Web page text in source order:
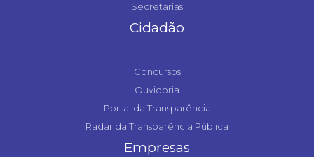
Secretarias
Cidadão
Concursos
Ouvidoria
Portal da Transparência
Radar da Transparência Pública
Empresas